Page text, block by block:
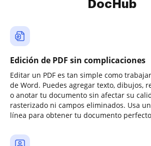
DocHub
Edición de PDF sin complicaciones
Editar un PDF es tan simple como
de Word. Puedes agregar texto, dibujos,
o anotar tu documento sin afectar su
rasterizado ni campos eliminados. Usa
línea para obtener tu documento